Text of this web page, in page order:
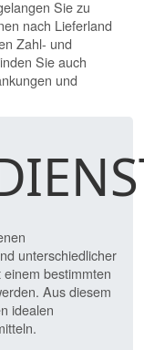
Sie zu
nach Lieferland
Zahl- und
Sie auch
und
unterschiedlicher
bestimmten
Aus diesem
idealen